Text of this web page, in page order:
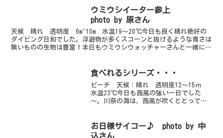
ウミウシイーター参上
photo by 原さん
天候 晴れ 透明度 6m~10m 水温19～20℃今日も良く晴れ絶好の
ダイビング日和でした。浮遊物が多くスコーンと抜けるような青さは
無いものの生物は豊富！本日もウミウシウォッチャーさんと一緒にま
食べれるシリーズ・・・
ビーチ 天候：晴れ 透明度12～15ｍ
水温23℃今日も西風の強い一日でした
～。川奈の海は、西風が吹くととっても
すよ。ウエットダイバーさんもまだまだ
いらっしゃいます。ド...
お日様サイコー♪ photo by 中
込さん